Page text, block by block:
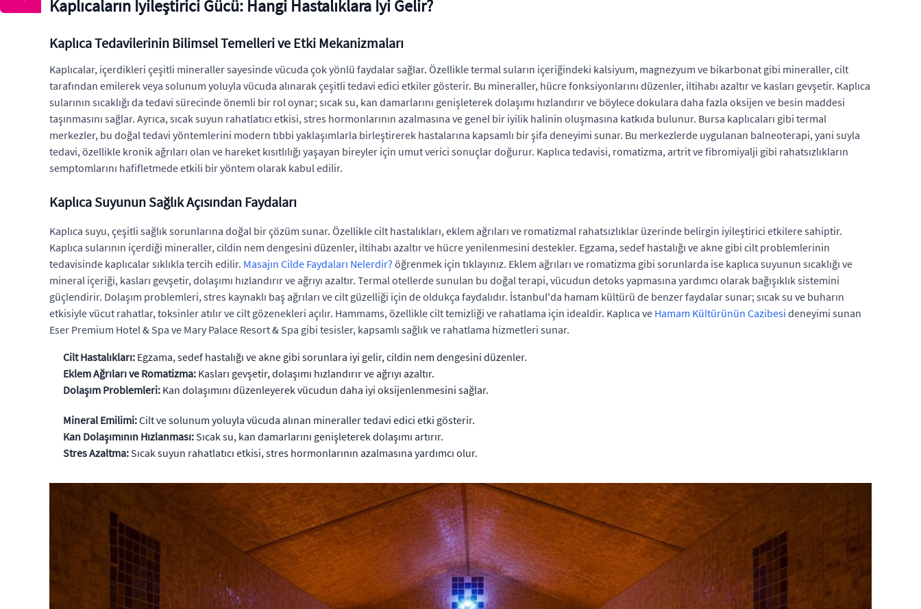
Kaplıcaların İyileştirici Gücü: Hangi Hastalıklara İyi Gelir?
Kaplıca Tedavilerinin Bilimsel Temelleri ve Etki Mekanizmaları
Kaplıcalar, içerdikleri çeşitli mineraller sayesinde vücuda çok yönlü faydalar sağlar. Özellikle termal suların içeriğindeki kalsiyum, magnezyum ve bikarbonat gibi mineraller, cilt
tarafından emilerek veya solunum yoluyla vücuda alınarak çeşitli tedavi edici etkiler gösterir. Bu mineraller, hücre fonksiyonlarını düzenler, iltihabı azaltır ve kasları gevşetir. Kaplıca
sularının sıcaklığı da tedavi sürecinde önemli bir rol oynar; sıcak su, kan damarlarını genişleterek dolaşımı hızlandırır ve böylece dokulara daha fazla oksijen ve besin maddesi
taşınmasını sağlar. Ayrıca, sıcak suyun rahatlatıcı etkisi, stres hormonlarının azalmasına ve genel bir iyilik halinin oluşmasına katkıda bulunur. Bursa kaplıcaları gibi termal
merkezler, bu doğal tedavi yöntemlerini modern tıbbi yaklaşımlarla birleştirerek hastalarına kapsamlı bir şifa deneyimi sunar. Bu merkezlerde uygulanan balneoterapi, yani suyla
tedavi, özellikle kronik ağrıları olan ve hareket kısıtlılığı yaşayan bireyler için umut verici sonuçlar doğurur. Kaplıca tedavisi, romatizma, artrit ve fibromiyalji gibi rahatsızlıkların
semptomlarını hafifletmede etkili bir yöntem olarak kabul edilir.
Kaplıca Suyunun Sağlık Açısından Faydaları
Kaplıca suyu, çeşitli sağlık sorunlarına doğal bir çözüm sunar. Özellikle cilt hastalıkları, eklem ağrıları ve romatizmal rahatsızlıklar üzerinde belirgin iyileştirici etkilere sahiptir.
Kaplıca sularının içerdiği mineraller, cildin nem dengesini düzenler, iltihabı azaltır ve hücre yenilenmesini destekler. Egzama, sedef hastalığı ve akne gibi cilt problemlerinin
tedavisinde kaplıcalar sıklıkla tercih edilir. Masajın Cilde Faydaları Nelerdir? öğrenmek için tıklayınız. Eklem ağrıları ve romatizma gibi sorunlarda ise kaplıca suyunun sıcaklığı ve
mineral içeriği, kasları gevşetir, dolaşımı hızlandırır ve ağrıyı azaltır. Termal otellerde sunulan bu doğal terapi, vücudun detoks yapmasına yardımcı olarak bağışıklık sistemini
güçlendirir. Dolaşım problemleri, stres kaynaklı baş ağrıları ve cilt güzelliği için de oldukça faydalıdır. İstanbul'da hamam kültürü de benzer faydalar sunar; sıcak su ve buharın
etkisiyle vücut rahatlar, toksinler atılır ve cilt gözenekleri açılır. Hammams, özellikle cilt temizliği ve rahatlama için idealdir. Kaplıca ve Hamam Kültürünün Cazibesi deneyimi sunan
Eser Premium Hotel & Spa ve Mary Palace Resort & Spa gibi tesisler, kapsamlı sağlık ve rahatlama hizmetleri sunar.
Cilt Hastalıkları: Egzama, sedef hastalığı ve akne gibi sorunlara iyi gelir, cildin nem dengesini düzenler.
Eklem Ağrıları ve Romatizma: Kasları gevşetir, dolaşımı hızlandırır ve ağrıyı azaltır.
Dolaşım Problemleri: Kan dolaşımını düzenleyerek vücudun daha iyi oksijenlenmesini sağlar.
Mineral Emilimi:Cilt ve solunum yoluyla vücuda alınan mineraller tedavi edici etki gösterir.
Kan Dolaşımının Hızlanması: Sıcak su, kan damarlarını genişleterek dolaşımı artırır.
Stres Azaltma: Sıcak suyun rahatlatıcı etkisi, stres hormonlarının azalmasına yardımcı olur.